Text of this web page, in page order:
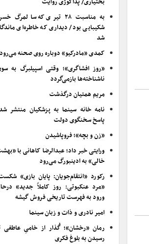
به مناسبت ۲۸ تیری که سالمرگ
شکیبایی بود/ دیداری که خاطره‌ای
شد
کمدی «مادرکیو» دوباره روی صحنه می‌رود
«روز افشاگری»؛ وقتی اسپیلبرگ به
ناشناخته‌ها بازمی‌گردد
مریم همتیان درگذشت
نامه خانه سینما به پزشکیان منتشر
پاسخ سخنگوی دولت
«زن و بچه»؛ فروپاشیدن
ورایتی خبر داد؛ عبدالرضا کاهانی با
خالی» به ادینبورگ می‌رود
رکورد «انتقام‌جویان: پایان بازی»
«مرد عنکبوتی: روز کاملاً جدید»
ورود به فهرست تاریخی فروش گیشه
امیر نادری و ذات و زبان سینما
رمان «رخشان»؛ گُذار از خامیِ عاطفی
رسیدن به بلوغ فکری